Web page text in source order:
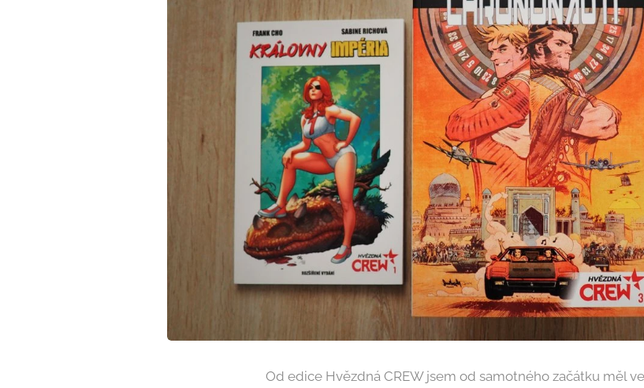
Od edice Hvězdná CREW jsem od samotného začátku měl